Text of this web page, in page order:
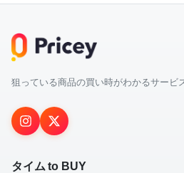
狙っている商品の買い時がわかるサー
タイム to BUY